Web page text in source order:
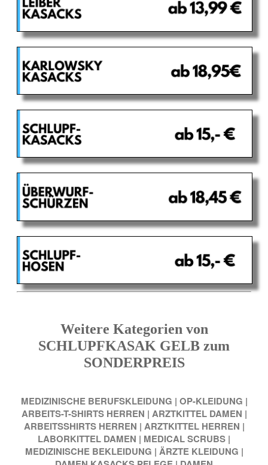
Weitere Kategorien von
SCHLUPFKASAK GELB zum
SONDERPREIS
MEDIZINISCHE BERUFSKLEIDUNG | OP-KLEIDUNG |
ARBEITS-T-SHIRTS HERREN | ARZTKITTEL DAMEN |
ARBEITSSHIRTS HERREN | ARZTKITTEL HERREN |
LABORKITTEL DAMEN | MEDICAL SCRUBS |
MEDIZINISCHE BEKLEIDUNG | ÄRZTE KLEIDUNG |